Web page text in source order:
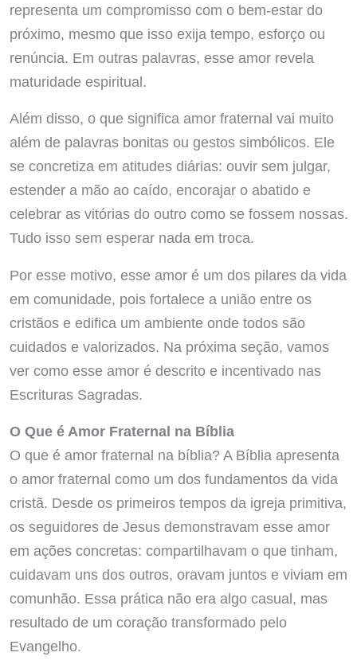
representa um compromisso com o bem-estar do
próximo, mesmo que isso exija tempo, esforço ou
renúncia. Em outras palavras, esse amor revela
maturidade espiritual.
Além disso, o que significa amor fraternal vai muito
além de palavras bonitas ou gestos simbólicos. Ele
se concretiza em atitudes diárias: ouvir sem julgar,
estender a mão ao caído, encorajar o abatido e
celebrar as vitórias do outro como se fossem nossas.
Tudo isso sem esperar nada em troca.
Por esse motivo, esse amor é um dos pilares da vida
em comunidade, pois fortalece a união entre os
cristãos e edifica um ambiente onde todos são
cuidados e valorizados. Na próxima seção, vamos
ver como esse amor é descrito e incentivado nas
Escrituras Sagradas.
O Que é Amor Fraternal na Bíblia
O que é amor fraternal na bíblia? A Bíblia apresenta
o amor fraternal como um dos fundamentos da vida
cristã. Desde os primeiros tempos da igreja primitiva,
os seguidores de Jesus demonstravam esse amor
em ações concretas: compartilhavam o que tinham,
cuidavam uns dos outros, oravam juntos e viviam em
comunhão. Essa prática não era algo casual, mas
resultado de um coração transformado pelo
Evangelho.